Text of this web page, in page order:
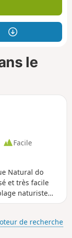
le
Facile
Natural do
et très facile
naturiste
les
de recherche